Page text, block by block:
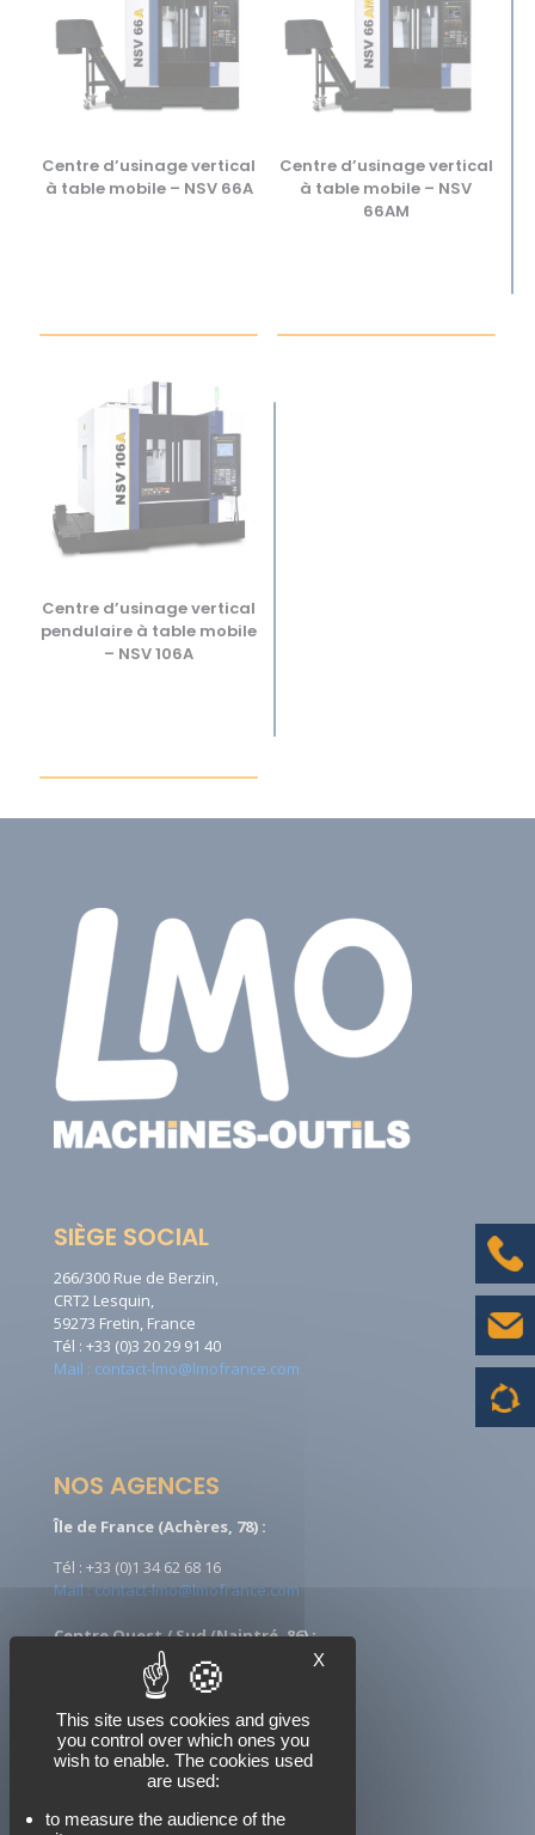
Centre d’usinage vertical
à table mobile – NSV 66A
Centre d’usinage vertical
à table mobile – NSV
66AM
Centre d’usinage vertical
pendulaire à table mobile
– NSV 106A
SIÈGE SOCIAL
266/300 Rue de Berzin,
CRT2 Lesquin,
59273 Fretin, France
Tél : +33 (0)3 20 29 91 40
Mail : contact-lmo@lmofrance.com
NOS AGENCES
Île de France (Achères, 78) :
Tél : +33 (0)1 34 62 68 16
Mail : contact-lmo@lmofrance.com
Centre Ouest / Sud (Naintré, 86) :
Tél : +33 (0)5 49 90 08 09
Mail : ccontact-lmo@lmofrance.com
NOUS SUIVRE
X
This site uses cookies and gives
you control over which ones you
wish to enable. The cookies used
are used:
to measure the audience of the